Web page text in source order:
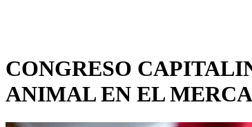
CONGRESO
ANIMAL EN EL